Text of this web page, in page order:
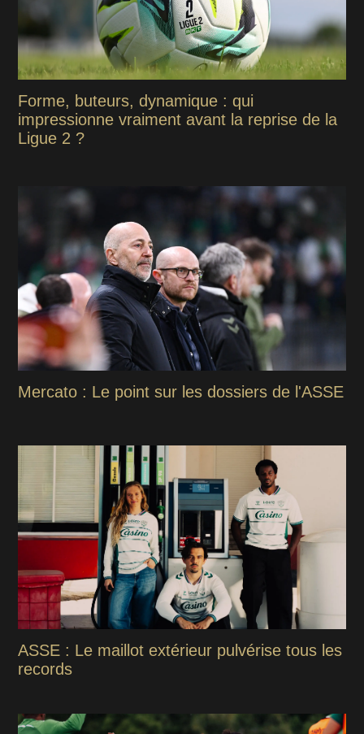
Forme, buteurs, dynamique : qui
impressionne vraiment avant la reprise de la
Ligue 2 ?
Mercato : Le point sur les dossiers de l'ASSE
ASSE : Le maillot extérieur pulvérise tous les
records